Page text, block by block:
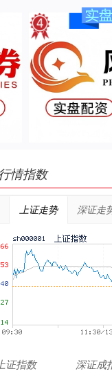
情指数
上证走势 深证走
上证指数
深证成